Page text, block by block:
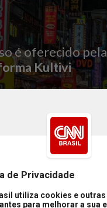
é oferecido pela
Kultivi